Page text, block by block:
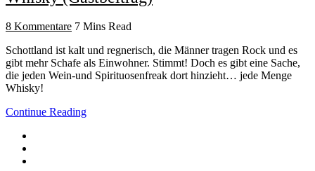
8 Kommentare 7 Mins Read
Schottland ist kalt und regnerisch, die Männer tragen Rock und es
gibt mehr Schafe als Einwohner. Stimmt! Doch es gibt eine Sache,
die jeden Wein-und Spirituosenfreak dort hinzieht… jede Menge
Whisky!
Continue Reading